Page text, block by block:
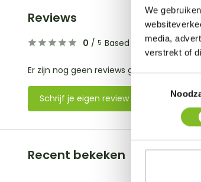
We
media,
verstrekt of
Reviews
0 / 5 Based on 0 reviews
Er zijn nog geen reviews geschreven
Schrijf je eigen review
Recent bekeken